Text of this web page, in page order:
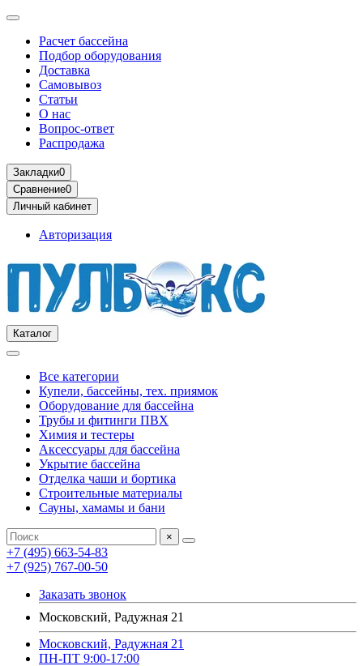
Расчет бассейна
Подбор оборудования
Доставка
Самовывоз
Статьи
О нас
Вопрос-ответ
Распродажа
Закладки0
Сравнение0
Личный кабинет
Авторизация
Каталог
Все категории
Купели, бассейны, тех. приямок
Оборудование для бассейна
Трубы и фитинги ПВХ
Химия и тестеры
Аксессуары для бассейна
Укрытие бассейна
Отделка чаши и бортика
Строительные материалы
Сауны, хамамы и бани
×
+7 (495) 663-54-83
+7 (925) 767-00-50
Заказать звонок
Московский, Радужная 21
Московский, Радужная 21
ПН-ПТ 9:00-17:00